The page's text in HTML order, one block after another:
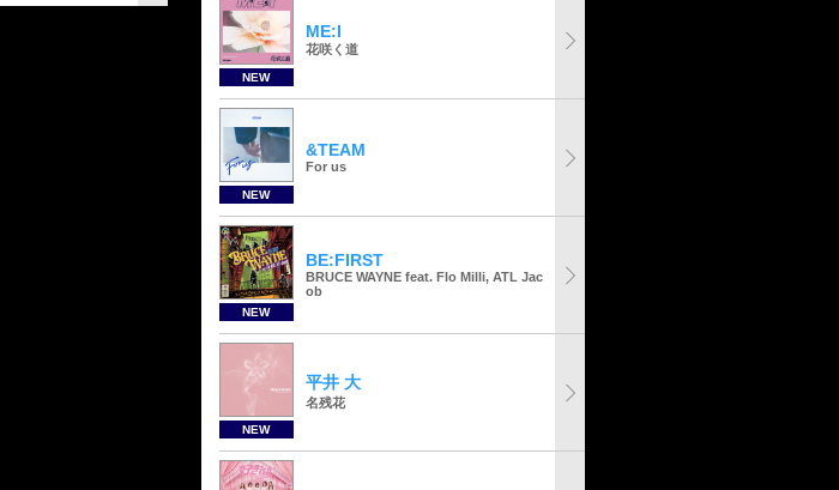
NEW
ME:I
花咲く道
NEW
&TEAM
For us
NEW
BE:FIRST
BRUCE WAYNE feat. Flo Milli, ATL Jac
ob
NEW
平井 大
名残花